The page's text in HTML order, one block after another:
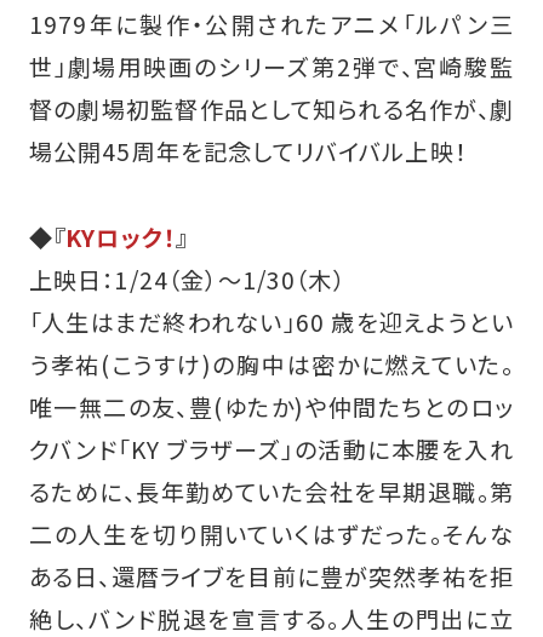
1979年に製作・公開されたアニメ「ルパン三
世」劇場用映画のシリーズ第2弾で、宮崎駿監
督の劇場初監督作品として知られる名作が、劇
場公開45周年を記念してリバイバル上映！
◆『KYロック！』
上映日：1/24（金）～1/30（木）
「人生はまだ終われない」60 歳を迎えようとい
う孝祐(こうすけ)の胸中は密かに燃えていた。
唯一無二の友、豊(ゆたか)や仲間たちとのロッ
クバンド「KY ブラザーズ」の活動に本腰を入れ
るために、長年勤めていた会社を早期退職。第
二の人生を切り開いていくはずだった。そんな
ある日、還暦ライブを目前に豊が突然孝祐を拒
絶し、バンド脱退を宣言する。人生の門出に立